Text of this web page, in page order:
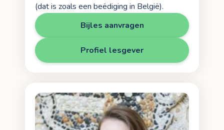
(dat is zoals een beëdiging in België).
Bijles aanvragen
Profiel lesgever